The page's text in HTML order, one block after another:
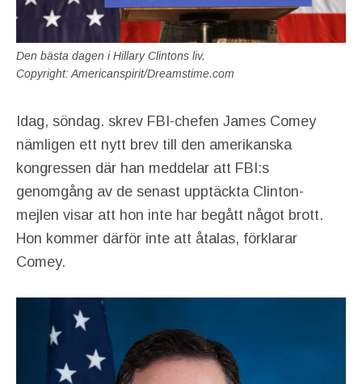
Den bästa dagen i Hillary Clintons liv.
Copyright: Americanspirit/Dreamstime.com
Idag, söndag. skrev FBI-chefen James Comey
nämligen ett nytt brev till den amerikanska
kongressen där han meddelar att FBI:s
genomgång av de senast upptäckta Clinton-
mejlen visar att hon inte har begått något brott.
Hon kommer därför inte att åtalas, förklarar
Comey.